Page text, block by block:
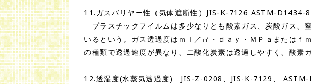
11.ガスバリヤー性（気体遮断性）JIS-K-7126 ASTM-D1434-
プラスチックフイルムは多少なりとも酸素ガス、炭酸ガス、
いるという。ガス透過度はｍｌ／㎡・ｄａｙ・ＭＰａまたは
の種類で透過速度が異なり、二酸化炭素は透過しやすく、酸素
12.透湿度(水蒸気透過度) JIS-Z-0208、JIS-K-7129、